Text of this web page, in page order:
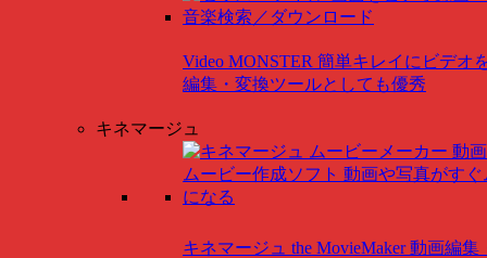
Video MONSTER 簡単キレイにビデオ
編集・変換ツールとしても優秀
キネマージュ
キネマージュ the MovieMaker 動画編集